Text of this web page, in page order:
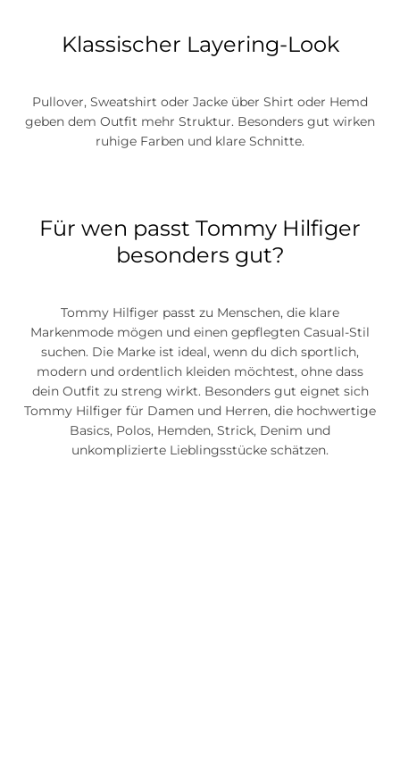
Klassischer Layering-Look
Pullover, Sweatshirt oder Jacke über Shirt oder Hemd
geben dem Outfit mehr Struktur. Besonders gut wirken
ruhige Farben und klare Schnitte.
Für wen passt Tommy Hilfiger
besonders gut?
Tommy Hilfiger passt zu Menschen, die klare
Markenmode mögen und einen gepflegten Casual-Stil
suchen. Die Marke ist ideal, wenn du dich sportlich,
modern und ordentlich kleiden möchtest, ohne dass
dein Outfit zu streng wirkt. Besonders gut eignet sich
Tommy Hilfiger für Damen und Herren, die hochwertige
Basics, Polos, Hemden, Strick, Denim und
unkomplizierte Lieblingsstücke schätzen.